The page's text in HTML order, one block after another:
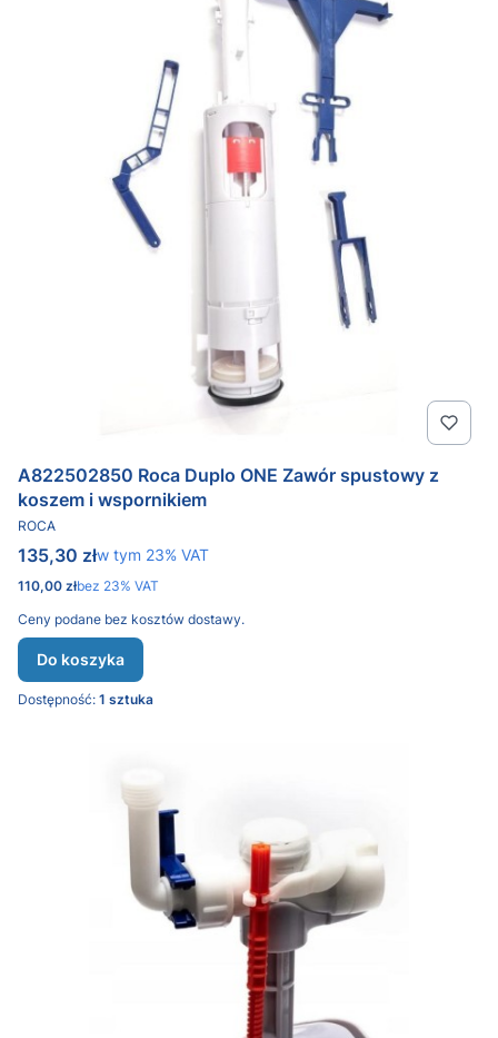
A822502850 Roca Duplo ONE Zawór spustowy z
koszem i wspornikiem
PRODUCENT
ROCA
Cena brutto
135,30 złw tym %s VAT
w tym 23% VAT
Cena netto
110,00 złbez 23% VAT
Ceny podane bez kosztów dostawy.
Do koszyka
Dostępność: 1 sztuka